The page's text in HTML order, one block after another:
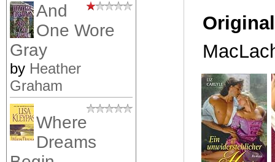
And
One Wore
Gray
by Heather
Graham
Where
Dreams